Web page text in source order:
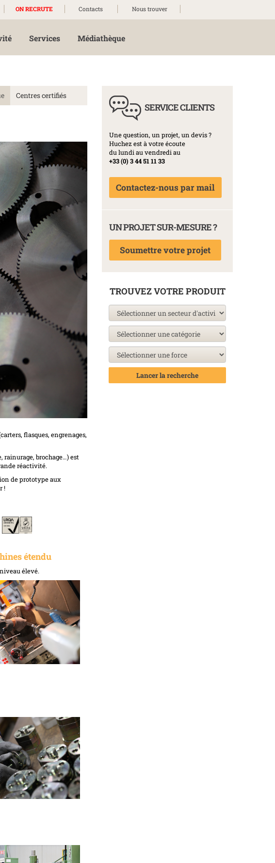
ON RECRUTE Contacts Nous trouver
Services Médiathèque
Centres certifiés
flasques, engrenages,
rainurage, brochage…) est
réactivité.
de prototype aux
!
étendu
élevé.
SERVICE CLIENTS
Une question, un projet, un devis ?
Huchez est à votre écoute
du lundi au vendredi au
+33 (0) 3 44 51 11 33
Contactez-nous par mail
UN PROJET SUR-MESURE ?
Soumettre votre projet
TROUVEZ VOTRE PRODUIT
Lancer la recherche